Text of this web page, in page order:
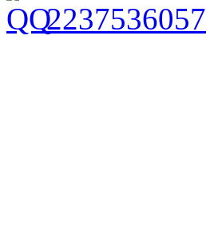
2237536057